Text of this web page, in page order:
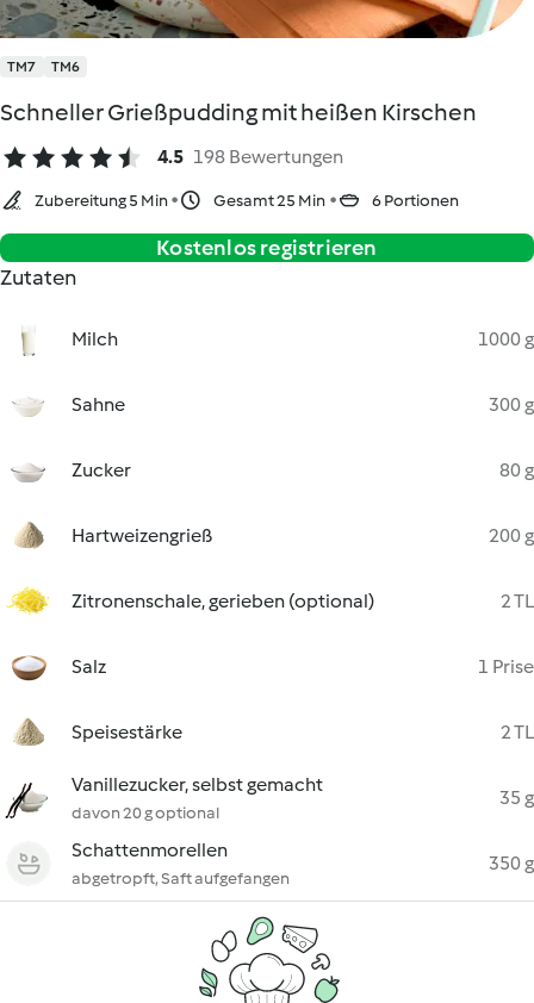
TM7 TM6
Schneller Grießpudding mit heißen Kirschen
4.5 198 Bewertungen
Zubereitung 5 Min Gesamt 25 Min 6 Portionen
Kostenlos registrieren
Zutaten
Milch 1000 g
Sahne 300 g
Zucker 80 g
Hartweizengrieß 200 g
Zitronenschale, gerieben (optional) 2 TL
Salz 1 Prise
Speisestärke 2 TL
Vanillezucker, selbst gemacht
davon 20 g optional
35 g
Schattenmorellen
abgetropft, Saft aufgefangen
350 g